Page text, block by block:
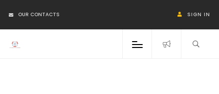
OUR CONTACTS SIGN IN